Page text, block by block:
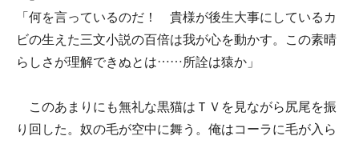
「何を言っているのだ！ 貴様が後生大事にしているカ
ビの生えた三文小説の百倍は我が心を動かす。この素晴
らしさが理解できぬとは……所詮は猿か」
このあまりにも無礼な黒猫はＴＶを見ながら尻尾を振
り回した。奴の毛が空中に舞う。俺はコーラに毛が入ら